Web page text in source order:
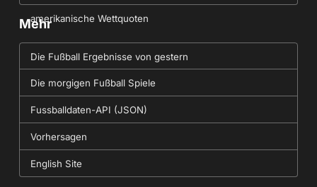
amerikanische Wettquoten
Mehr
Die Fußball Ergebnisse von gestern
Die morgigen Fußball Spiele
Fussballdaten-API (JSON)
Vorhersagen
English Site